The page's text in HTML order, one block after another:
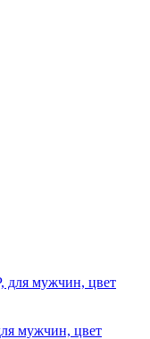
мужчин, цвет